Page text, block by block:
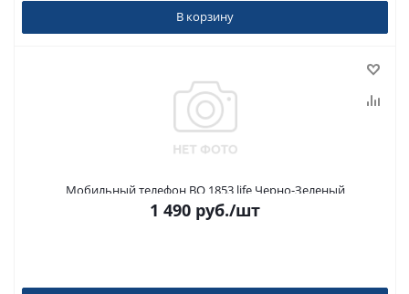
В корзину
Мобильный телефон BQ 1853 life Черно-Зеленый
1 490 руб./шт